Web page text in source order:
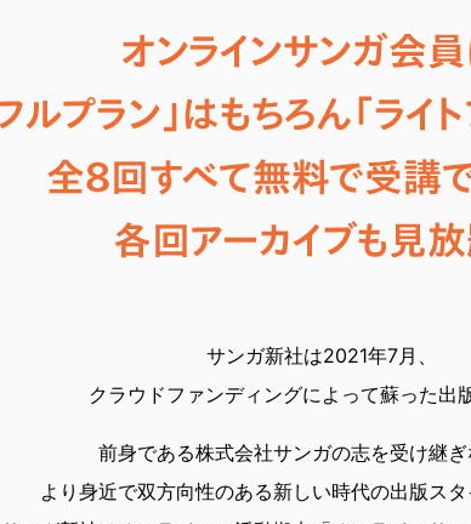
サンガ新社は2021年7月、
クラウドファンディングによって蘇った出
前身である株式会社サンガの志を受け継ぎ
より身近で双方向性のある新しい時代の出版スタ